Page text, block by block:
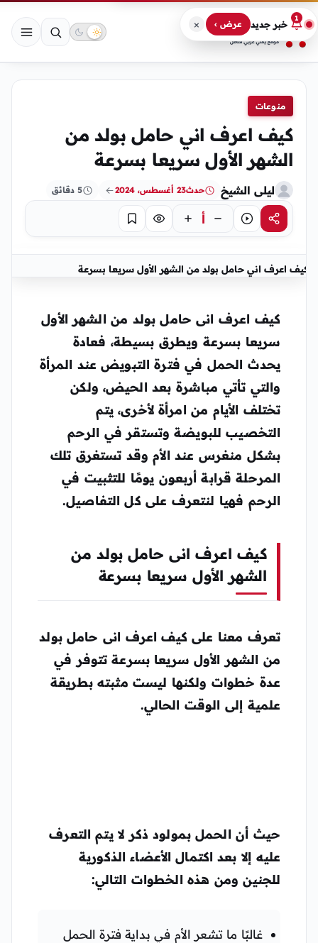
منوعات
كيف اعرف اني حامل بولد من
الشهر الأول سريعا بسرعة
ليلى الشيخ حدث23 أغسطس، 2024 5 دقائق
مشاركةاستماع أ تركيز حفظ
كيف اعرف اني حامل بولد من الشهر الأول سريعا بسرعة
كيف اعرف انى حامل بولد من الشهر الأول
سريعا بسرعة ويطرق بسيطة، فعادة
يحدث الحمل في فترة التبويض عند المرأة
والتي تأتي مباشرة بعد الحيض، ولكن
تختلف الأيام من امرأة لأخرى، يتم
التخصيب للبويضة وتستقر في الرحم
بشكل منغرس عند الأم وقد تستغرق تلك
المرحلة قرابة أربعون يومًا للتثبيت في
الرحم فهيا لنتعرف على كل التفاصيل.
كيف اعرف انى حامل بولد من
الشهر الأول سريعا بسرعة
تعرف معنا على كيف اعرف انى حامل بولد
من الشهر الأول سريعا بسرعة تتوفر في
عدة خطوات ولكنها ليست مثبته بطريقة
علمية إلى الوقت الحالي.
حيث أن الحمل بمولود ذكر لا يتم التعرف
عليه إلا بعد اكتمال الأعضاء الذكورية
للجنين ومن هذه الخطوات التالي:
غالبًا ما تشعر الأم في بداية فترة الحمل
1
خبر جديد عرض › ×